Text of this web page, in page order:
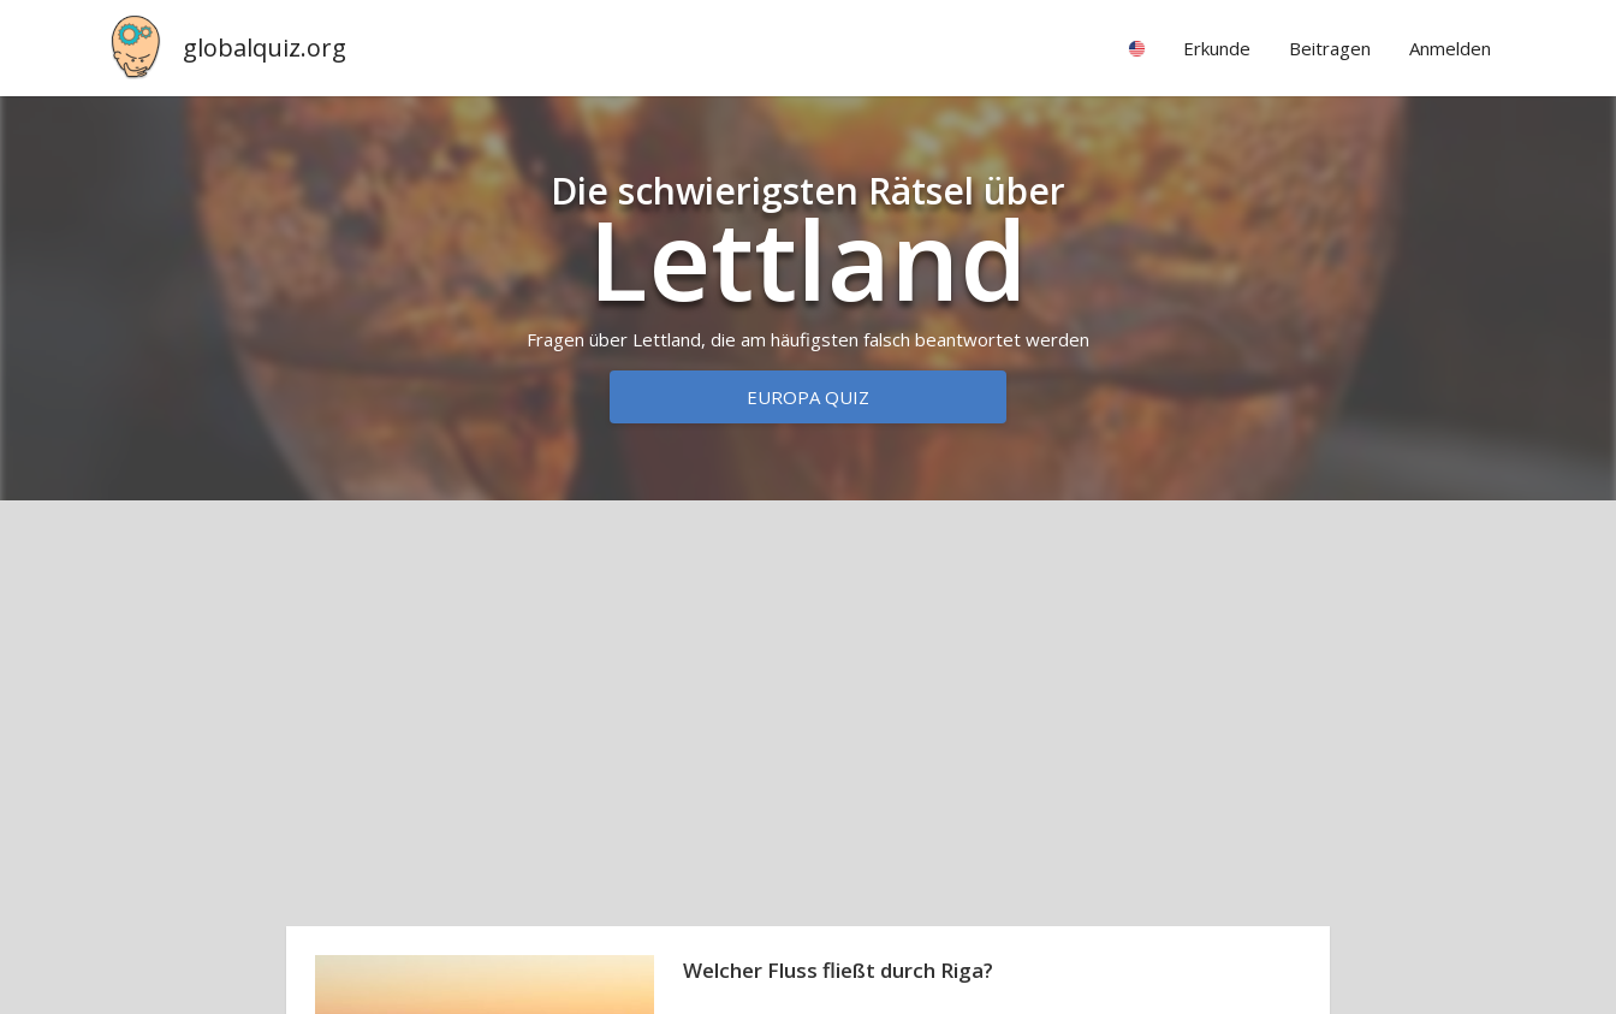
globalquiz.org Erkunde Beitragen Anmelden
Die schwierigsten Rätsel über
Lettland
Fragen über Lettland, die am häufigsten falsch beantwortet werden
EUROPA QUIZ
Welcher Fluss fließt durch Riga?